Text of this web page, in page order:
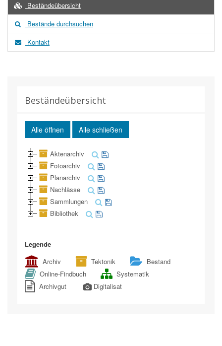
Beständeübersicht
Bestände durchsuchen
Kontakt
Beständeübersicht
Alle öffnen Alle schließen
Aktenarchiv
Fotoarchiv
Planarchiv
Nachlässe
Sammlungen
Bibliothek
Legende
Archiv
Tektonik
Bestand
Online-Findbuch
Systematik
Archivgut
Digitalisat